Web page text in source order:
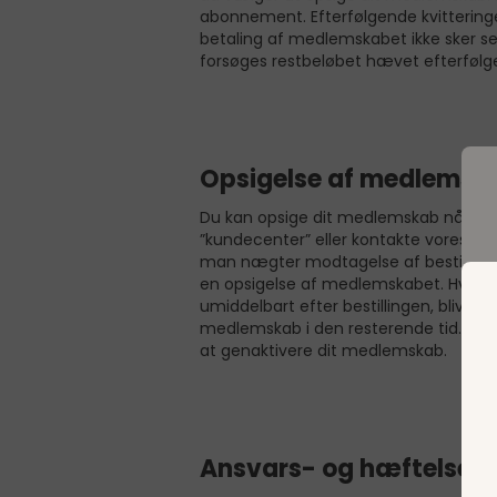
abonnement. Efterfølgende
betaling af medlemskabet ikke sker
forsøges restbeløbet hævet
Opsigelse af
Du kan opsige dit medlemskab når
”kundecenter” eller kontakte vores
man nægter modtagelse af bestilte
en opsigelse af medlemskabet. Hvis
umiddelbart efter bestillingen, blive
medlemskab i den resterende tid.
at genaktivere dit medlemskab.
Ansvars- og